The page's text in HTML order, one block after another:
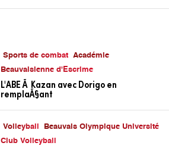
Sports de combat
Académie
Beauvaisienne d'Escrime
L'ABE Ã Kazan avec Dorigo en
remplaÃ§ant
Volleyball
Beauvais Olympique Université
Club Volleyball